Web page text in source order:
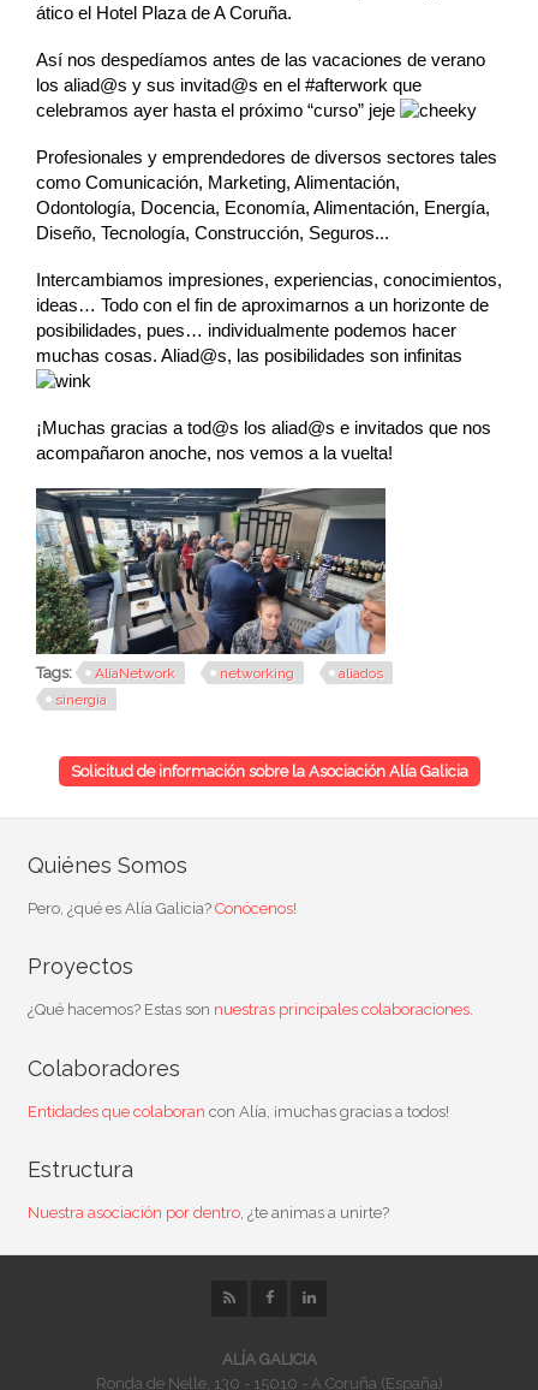
ático el Hotel Plaza de A Coruña.
Así nos despedíamos antes de las vacaciones de verano
los aliad@s y sus invitad@s en el #afterwork que
celebramos ayer hasta el próximo “curso” jeje
Profesionales y emprendedores de diversos sectores tales
como Comunicación, Marketing, Alimentación,
Odontología, Docencia, Economía, Alimentación, Energía,
Diseño, Tecnología, Construcción, Seguros...
Intercambiamos impresiones, experiencias, conocimientos,
ideas… Todo con el fin de aproximarnos a un horizonte de
posibilidades, pues… individualmente podemos hacer
muchas cosas. Aliad@s, las posibilidades son infinitas
¡Muchas gracias a tod@s los aliad@s e invitados que nos
acompañaron anoche, nos vemos a la vuelta!
Tags: AlíaNetwork networking
aliados
sinergia
Solicitud de información sobre la Asociación Alía Galicia
Quiénes Somos
Pero, ¿qué es Alía Galicia?Conócenos!
Proyectos
¿Qué hacemos? Estas son nuestras principales colaboraciones.
Colaboradores
Entidades que colaboran con Alía, ¡muchas gracias a todos!
Estructura
Nuestra asociación por dentro, ¿te animas a unirte?
ALÍA GALICIA
Ronda de Nelle, 130 - 15010 - A Coruña (España)